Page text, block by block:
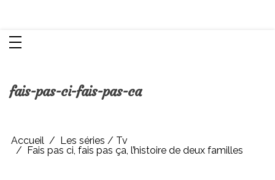
fais-pas-ci-fais-pas-ca
Accueil
Les séries / Tv
Fais pas ci, fais pas ça, l’histoire de deux familles